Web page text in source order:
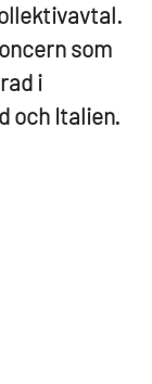
som
i
och Italien.